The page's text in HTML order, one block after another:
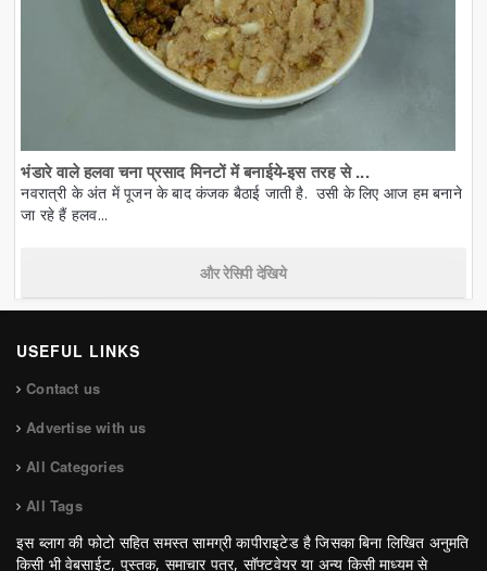
भंडारे वाले हलवा चना प्रसाद मिनटों में बनाईये-इस तरह से ...
नवरात्री के अंत में पूजन के बाद कंजक बैठाई जाती है. उसी के लिए आज हम बनाने
जा रहे हैं हलव...
और रेसिपी देखिये
USEFUL LINKS
Contact us
Advertise with us
All Categories
All Tags
इस ब्लाग की फोटो सहित समस्त सामग्री कापीराइटेड है जिसका बिना लिखित अनुमति
किसी भी वेबसाईट, पुस्तक, समाचार पत्र, सॉफ्टवेयर या अन्य किसी माध्यम से